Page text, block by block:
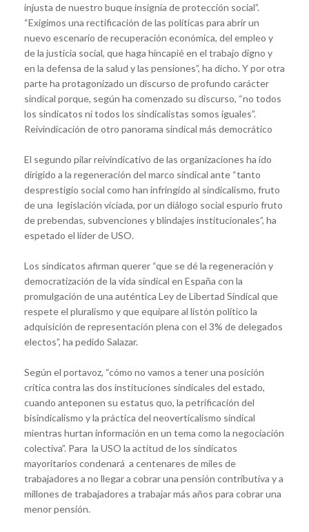
injusta de nuestro buque insignia de protección social”.
“Exigimos una rectificación de las políticas para abrir un
nuevo escenario de recuperación económica, del empleo y
de la justicia social, que haga hincapié en el trabajo digno y
en la defensa de la salud y las pensiones”, ha dicho. Y por otra
parte ha protagonizado un discurso de profundo carácter
sindical porque, según ha comenzado su discurso, “no todos
los sindicatos ni todos los sindicalistas somos iguales”.
Reivindicación de otro panorama sindical más democrático
El segundo pilar reivindicativo de las organizaciones ha ido
dirigido a la regeneración del marco sindical ante “tanto
desprestigio social como han infringido al sindicalismo, fruto
de una legislación viciada, por un diálogo social espurio fruto
de prebendas, subvenciones y blindajes institucionales”, ha
espetado el líder de USO.
Los sindicatos afirman querer “que se dé la regeneración y
democratización de la vida sindical en España con la
promulgación de una auténtica Ley de Libertad Sindical que
respete el pluralismo y que equipare al listón político la
adquisición de representación plena con el 3% de delegados
electos”, ha pedido Salazar.
Según el portavoz, “cómo no vamos a tener una posición
crítica contra las dos instituciones sindicales del estado,
cuando anteponen su estatus quo, la petrificación del
bisindicalismo y la práctica del neoverticalismo sindical
mientras hurtan información en un tema como la negociación
colectiva”. Para la USO la actitud de los sindicatos
mayoritarios condenará a centenares de miles de
trabajadores a no llegar a cobrar una pensión contributiva y a
millones de trabajadores a trabajar más años para cobrar una
menor pensión.